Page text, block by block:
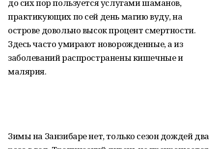
до сих пор пользуется услугами шаманов,
практикующих по сей день магию вуду, на
острове довольно высок процент смертности.
Здесь часто умирают новорожденные, а из
заболеваний распространены кишечные и
малярия.
Зимы на Занзибаре нет, только сезон дождей два